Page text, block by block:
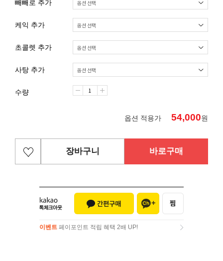
빼빼로 추가
케익 추가
초콜렛 추가
사탕 추가
수량
옵션 적용가 54,000원
장바구니 바로구매
이벤트 페이포인트 적립 혜택 2배 UP!